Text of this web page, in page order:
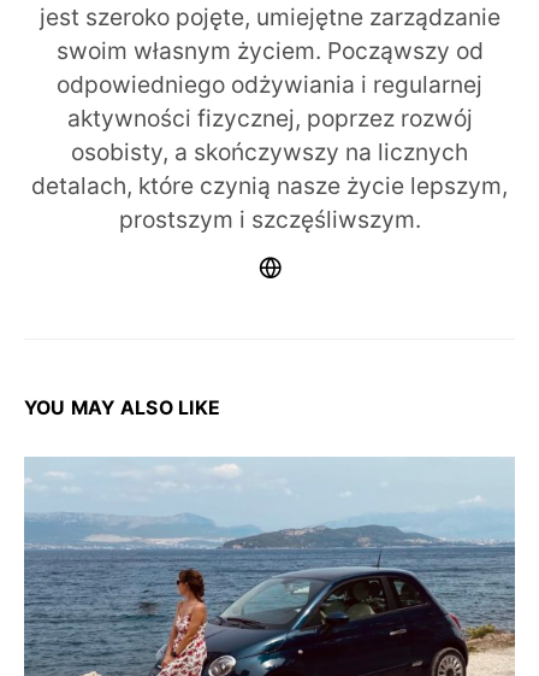
jest szeroko pojęte, umiejętne zarządzanie
swoim własnym życiem. Począwszy od
odpowiedniego odżywiania i regularnej
aktywności fizycznej, poprzez rozwój
osobisty, a skończywszy na licznych
detalach, które czynią nasze życie lepszym,
prostszym i szczęśliwszym.
YOU MAY ALSO LIKE